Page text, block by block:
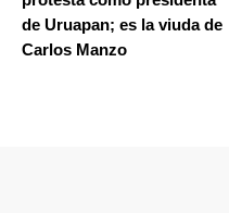
de Uruapan; es la viuda de
Carlos Manzo